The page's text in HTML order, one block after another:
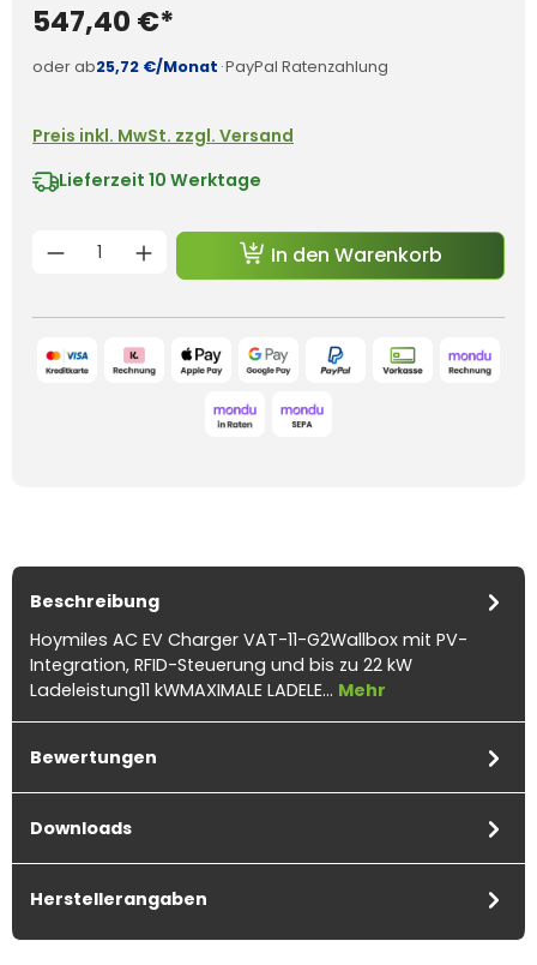
547,40 €*
oder ab25,72 €/Monat ·PayPal Ratenzahlung
Preis inkl. MwSt. zzgl. Versand
Lieferzeit 10 Werktage
Produkt Anzahl: Gib den
In den Warenkorb
Beschreibung
Hoymiles AC EV Charger VAT-11-G2Wallbox mit PV-
Integration, RFID-Steuerung und bis zu 22 kW
Ladeleistung11 kWMAXIMALE LADELE… Mehr
Bewertungen
Downloads
Herstellerangaben